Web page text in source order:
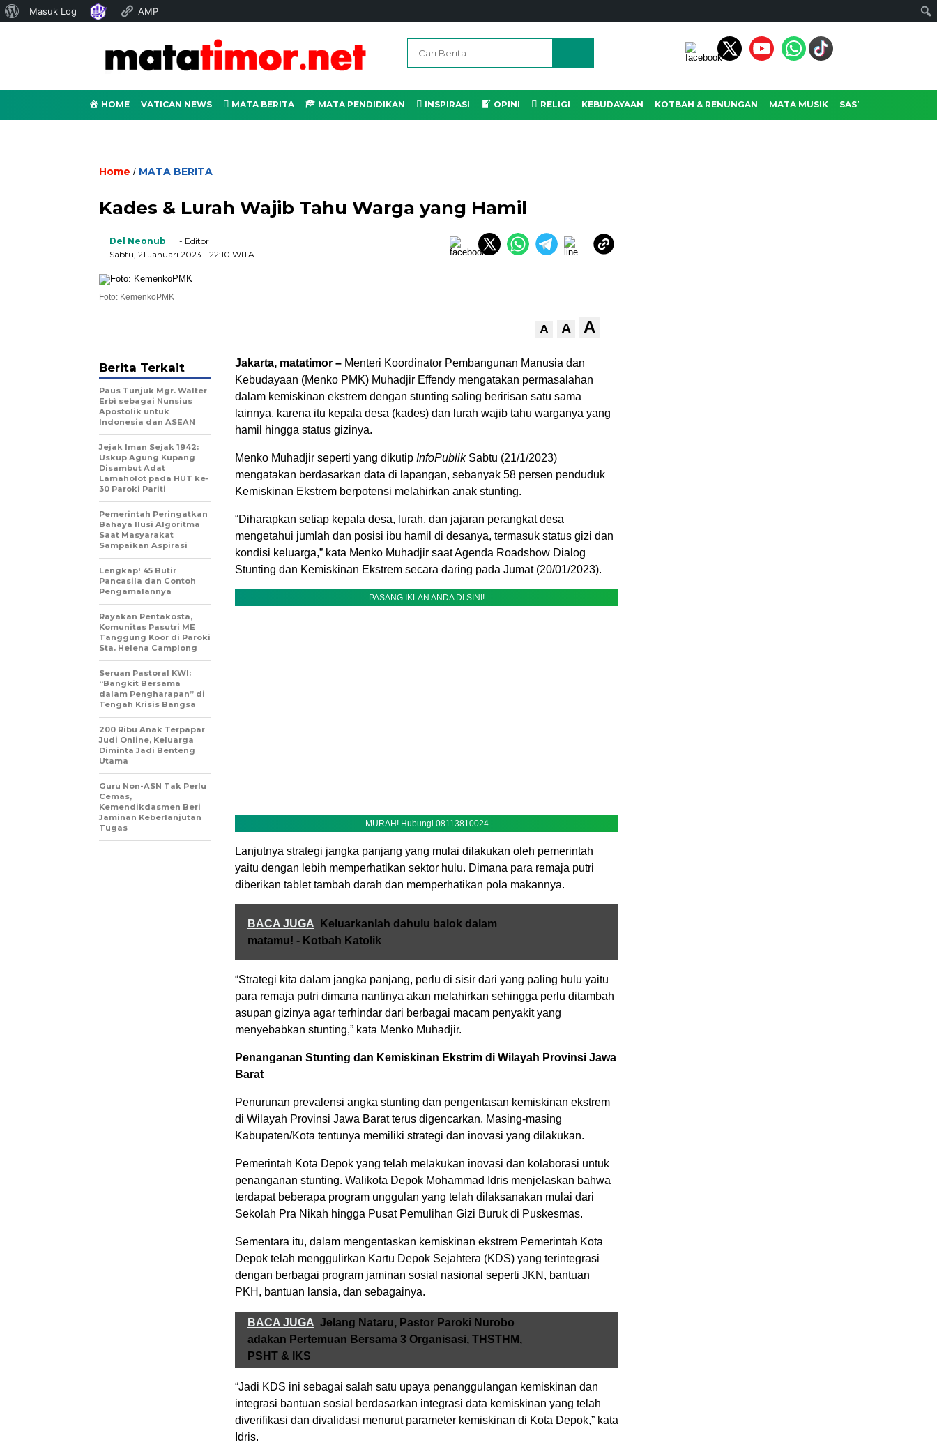
Tentang
Masuk Log AMP
HOME VATICAN NEWS MATA BERITA MATA PENDIDIKAN INSPIRASI OPINI RELIGI KEBUDAYAAN KOTBAH & RENUNGAN MATA MUSIK SASTRA
Home / MATA BERITA
Kades & Lurah Wajib Tahu Warga yang Hamil
Del Neonub
- Editor
Sabtu, 21 Januari 2023 - 22:10 WITA
Foto: KemenkoPMK
A A A
Jakarta, matatimor – Menteri Koordinator Pembangunan Manusia dan
Kebudayaan (Menko PMK) Muhadjir Effendy mengatakan permasalahan
dalam kemiskinan ekstrem dengan stunting saling beririsan satu sama
lainnya, karena itu kepala desa (kades) dan lurah wajib tahu warganya yang
hamil hingga status gizinya.
Menko Muhadjir seperti yang dikutip InfoPublikSabtu (21/1/2023)
mengatakan berdasarkan data di lapangan, sebanyak 58 persen penduduk
Kemiskinan Ekstrem berpotensi melahirkan anak stunting.
“Diharapkan setiap kepala desa, lurah, dan jajaran perangkat desa
mengetahui jumlah dan posisi ibu hamil di desanya, termasuk status gizi dan
kondisi keluarga,” kata Menko Muhadjir saat Agenda Roadshow Dialog
Stunting dan Kemiskinan Ekstrem secara daring pada Jumat (20/01/2023).
PASANG IKLAN ANDA DI SINI!
MURAH! Hubungi 08113810024
Lanjutnya strategi jangka panjang yang mulai dilakukan oleh pemerintah
yaitu dengan lebih memperhatikan sektor hulu. Dimana para remaja putri
diberikan tablet tambah darah dan memperhatikan pola makannya.
BACA JUGA
Keluarkanlah dahulu balok dalam
matamu! - Kotbah Katolik
“Strategi kita dalam jangka panjang, perlu di sisir dari yang paling hulu yaitu
para remaja putri dimana nantinya akan melahirkan sehingga perlu ditambah
asupan gizinya agar terhindar dari berbagai macam penyakit yang
menyebabkan stunting,” kata Menko Muhadjir.
Penanganan Stunting dan Kemiskinan Ekstrim di Wilayah Provinsi Jawa
Barat
Penurunan prevalensi angka stunting dan pengentasan kemiskinan ekstrem
di Wilayah Provinsi Jawa Barat terus digencarkan. Masing-masing
Kabupaten/Kota tentunya memiliki strategi dan inovasi yang dilakukan.
Pemerintah Kota Depok yang telah melakukan inovasi dan kolaborasi untuk
penanganan stunting. Walikota Depok Mohammad Idris menjelaskan bahwa
terdapat beberapa program unggulan yang telah dilaksanakan mulai dari
Sekolah Pra Nikah hingga Pusat Pemulihan Gizi Buruk di Puskesmas.
Sementara itu, dalam mengentaskan kemiskinan ekstrem Pemerintah Kota
Depok telah menggulirkan Kartu Depok Sejahtera (KDS) yang terintegrasi
dengan berbagai program jaminan sosial nasional seperti JKN, bantuan
PKH, bantuan lansia, dan sebagainya.
BACA JUGA Jelang Nataru, Pastor Paroki Nurobo
adakan Pertemuan Bersama 3 Organisasi, THSTHM,
PSHT & IKS
“Jadi KDS ini sebagai salah satu upaya penanggulangan kemiskinan dan
integrasi bantuan sosial berdasarkan integrasi data kemiskinan yang telah
diverifikasi dan divalidasi menurut parameter kemiskinan di Kota Depok,” kata
Idris.
Berita Terkait
Paus Tunjuk Mgr. Walter
Erbì sebagai Nunsius
Apostolik untuk
Indonesia dan ASEAN
Jejak Iman Sejak 1942:
Uskup Agung Kupang
Disambut Adat
Lamaholot pada HUT ke-
30 Paroki Pariti
Pemerintah Peringatkan
Bahaya Ilusi Algoritma
Saat Masyarakat
Sampaikan Aspirasi
Lengkap! 45 Butir
Pancasila dan Contoh
Pengamalannya
Rayakan Pentakosta,
Komunitas Pasutri ME
Tanggung Koor di Paroki
Sta. Helena Camplong
Seruan Pastoral KWI:
“Bangkit Bersama
dalam Pengharapan” di
Tengah Krisis Bangsa
200 Ribu Anak Terpapar
Judi Online, Keluarga
Diminta Jadi Benteng
Utama
Guru Non-ASN Tak Perlu
Cemas,
Kemendikdasmen Beri
Jaminan Keberlanjutan
Tugas